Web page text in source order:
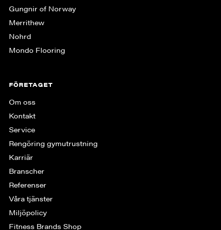
Gungnir of Norway
Merrithew
Nohrd
Mondo Flooring
FÖRETAGET
Om oss
Kontakt
Service
Rengöring gymutrustning
Karriär
Branscher
Referenser
Våra tjänster
Miljöpolicy
Fitness Brands Shop